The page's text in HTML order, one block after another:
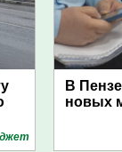
В
новых